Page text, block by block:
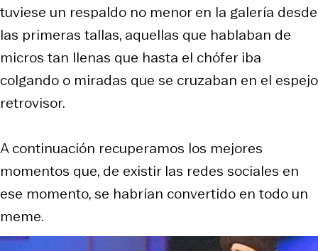
tuviese un respaldo no menor en la galería desde
las primeras tallas, aquellas que hablaban de
micros tan llenas que hasta el chófer iba
colgando o miradas que se cruzaban en el espejo
retrovisor.
A continuación recuperamos los mejores
momentos que, de existir las redes sociales en
ese momento, se habrían convertido en todo un
meme.